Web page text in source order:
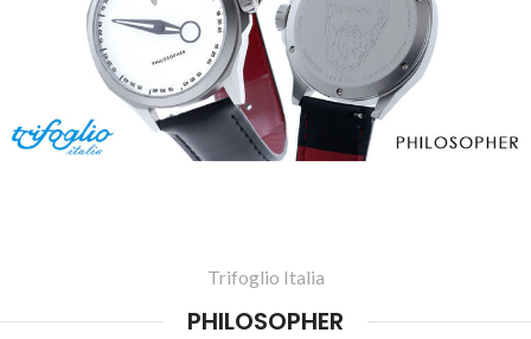
Trifoglio Italia
PHILOSOPHER